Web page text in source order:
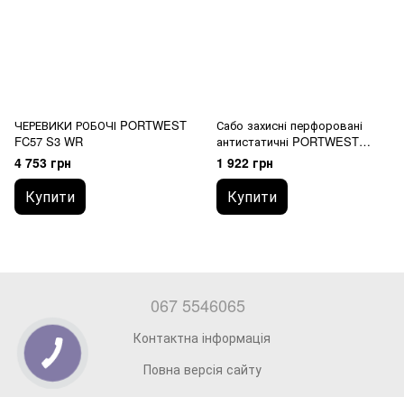
ЧЕРЕВИКИ РОБОЧІ PORTWEST
FC57 S3 WR
4 753 грн
Купити
Сабо захисні перфоровані
антистатичні PORTWEST
FC03 Compositelite SB AE
1 922 грн
Купити
067 5546065
Контактна інформація
Повна версія сайту